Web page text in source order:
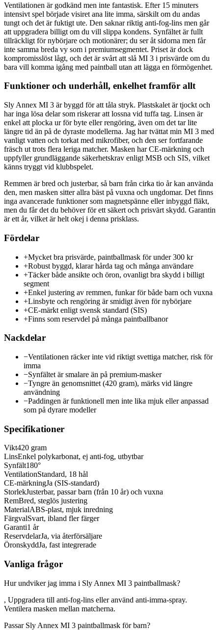
Ventilationen är godkänd men inte fantastisk. Efter 15 minuters
intensivt spel började visiret ana lite imma, särskilt om du andas
tungt och det är fuktigt ute. Den saknar riktig anti-fog-lins men går
att uppgradera billigt om du vill slippa kondens. Synfältet är fullt
tillräckligt för nybörjare och motionärer; du ser åt sidorna men får
inte samma breda vy som i premiumsegmentet. Priset är dock
kompromisslöst lågt, och det är svårt att slå MI 3 i prisvärde om du
bara vill komma igång med paintball utan att lägga en förmögenhet.
Funktioner och underhåll, enkelhet framför allt
Sly Annex MI 3 är byggd för att tåla stryk. Plastskalet är tjockt och
har inga lösa delar som riskerar att lossna vid tuffa tag. Linsen är
enkel att plocka ur för byte eller rengöring, även om det tar lite
längre tid än på de dyraste modellerna. Jag har tvättat min MI 3 med
vanligt vatten och torkat med mikrofiber, och den ser fortfarande
fräsch ut trots flera leriga matcher. Masken har CE-märkning och
uppfyller grundläggande säkerhetskrav enligt MSB och SIS, vilket
känns tryggt vid klubbspelet.
Remmen är bred och justerbar, så barn från cirka tio år kan använda
den, men masken sitter allra bäst på vuxna och ungdomar. Det finns
inga avancerade funktioner som magnetspänne eller inbyggd fläkt,
men du får det du behöver för ett säkert och prisvärt skydd. Garantin
är ett år, vilket är helt okej i denna prisklass.
Fördelar
+Mycket bra prisvärde, paintballmask för under 300 kr
+Robust byggd, klarar hårda tag och många användare
+Täcker både ansikte och öron, ovanligt bra skydd i billigt
segment
+Enkel justering av remmen, funkar för både barn och vuxna
+Linsbyte och rengöring är smidigt även för nybörjare
+CE-märkt enligt svensk standard (SIS)
+Finns som reservdel på många paintballbanor
Nackdelar
−Ventilationen räcker inte vid riktigt svettiga matcher, risk för
imma
−Synfältet är smalare än på premium-masker
−Tyngre än genomsnittet (420 gram), märks vid längre
användning
−Paddingen är funktionell men inte lika mjuk eller anpassad
som på dyrare modeller
Specifikationer
Vikt420 gram
LinsEnkel polykarbonat, ej anti-fog, utbytbar
Synfält180°
VentilationStandard, 18 hål
CE-märkningJa (SIS-standard)
StorlekJusterbar, passar barn (från 10 år) och vuxna
RemBred, steglös justering
MaterialABS-plast, mjuk inredning
FärgvalSvart, ibland fler färger
Garanti1 år
ReservdelarJa, via återförsäljare
ÖronskyddJa, fast integrerade
Vanliga frågor
Hur undviker jag imma i Sly Annex MI 3 paintballmask?
, Uppgradera till anti-fog-lins eller använd anti-imma-spray.
Ventilera masken mellan matcherna.
Passar Sly Annex MI 3 paintballmask för barn?